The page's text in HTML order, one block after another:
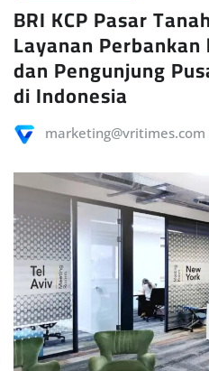
BRI KCP Pasar
Layanan
dan Pengunjung
di Indonesia
marketing@vritimes.com